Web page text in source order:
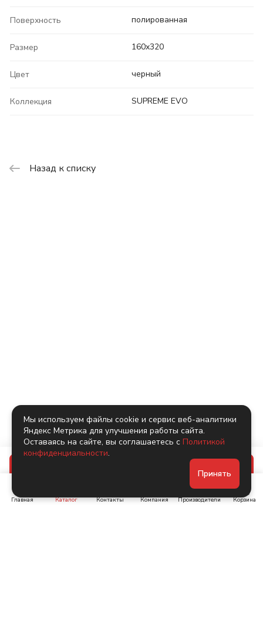
Поверхность полированная
Размер 160x320
Цвет черный
Коллекция SUPREME EVO
Назад к списку
Главная Каталог Контакты Компания Производители Корзина
Мы используем файлы cookie и сервис веб-аналитики
Яндекс Метрика для улучшения работы сайта.
Оставаясь на сайте, вы соглашаетесь с Политикой
конфиденциальности.
Принять